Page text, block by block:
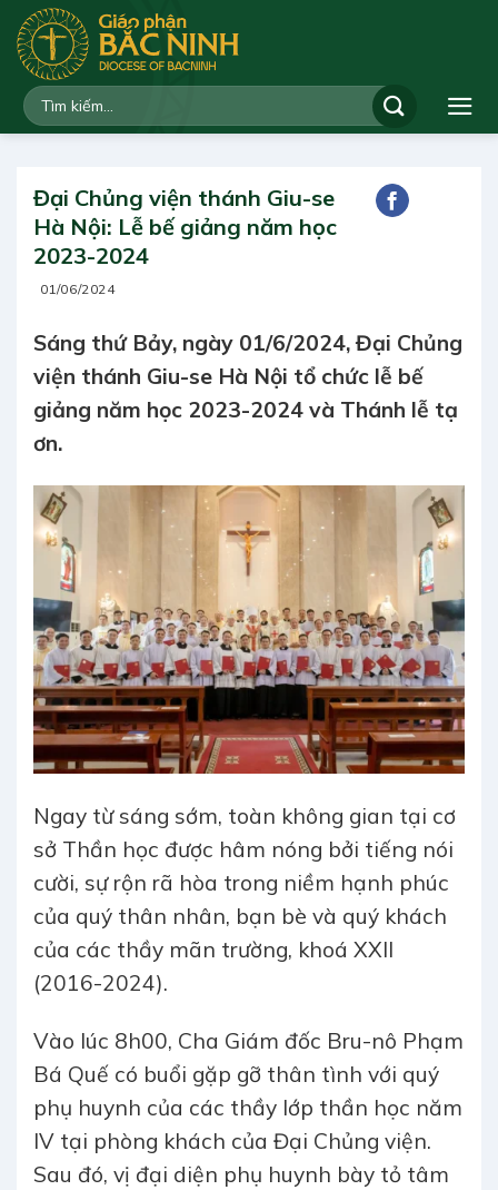
qua
dung
Đại Chủng viện thánh Giu-se
Hà Nội: Lễ bế giảng năm học
2023-2024
01/06/2024
Sáng thứ Bảy, ngày 01/6/2024, Đại Chủng
viện thánh Giu-se Hà Nội tổ chức lễ bế
giảng năm học 2023-2024 và Thánh lễ tạ
ơn.
Ngay từ sáng sớm, toàn không gian tại cơ
sở Thần học được hâm nóng bởi tiếng nói
cười, sự rộn rã hòa trong niềm hạnh phúc
của quý thân nhân, bạn bè và quý khách
của các thầy mãn trường, khoá XXII
(2016-2024).
Vào lúc 8h00, Cha Giám đốc Bru-nô Phạm
Bá Quế có buổi gặp gỡ thân tình với quý
phụ huynh của các thầy lớp thần học năm
IV tại phòng khách của Đại Chủng viện.
Sau đó, vị đại diện phụ huynh bày tỏ tâm